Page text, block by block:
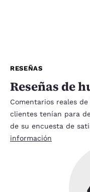
RESEÑAS
Reseñas de
Comentarios reales
clientes tenían para
de su encuesta de
información